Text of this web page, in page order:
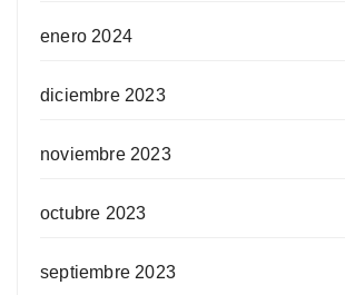
enero 2024
diciembre 2023
noviembre 2023
octubre 2023
septiembre 2023